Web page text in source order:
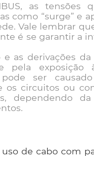
as
como “surge” e
Vale lembrar
é se garantir a
as derivações
pela
ser
os circuitos ou
dependendo
de cabo com